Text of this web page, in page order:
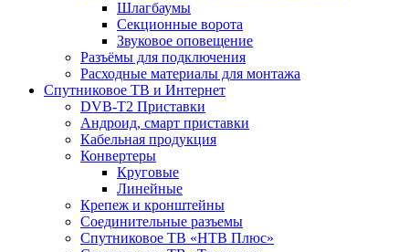
Шлагбаумы
Секционные ворота
Звуковое оповещение
Разъёмы для подключения
Расходные материалы для монтажа
Спутниковое ТВ и Интернет
DVB-Т2 Приставки
Андроид, смарт приставки
Кабельная продукция
Конвертеры
Круговые
Линейные
Крепеж и кронштейны
Соединительные разъемы
Спутниковое ТВ «НТВ Плюс»